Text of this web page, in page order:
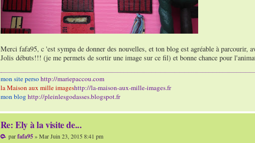
Merci fafa95, c 'est sympa de donner des nouvelles, et ton blog est agréable à parcourir,
Jolis débuts!!! (je me permets de sortir une image sur ce fil) et bonne chance pour
mon site persohttp://mariepaccou.com
la Maison aux mille imageshttp://la-maison-aux-mille-images.fr
mon blog http://pleinlesgodasses.blogspot.fr
Re: Ely à la visite de...
parfafa95» Mar Juin 23, 2015 8:41 pm